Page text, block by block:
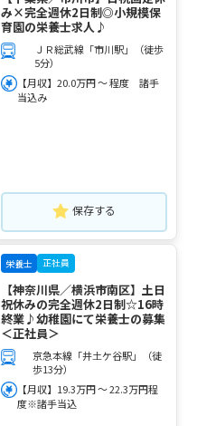
み×完全週休2日制◎小規模保
育園の栄養士求人♪
ＪＲ総武線「市川駅」（徒歩
5分）
【月収】20.0万円 ～ 程度 諸手
当込み
保存する
栄養士 正社員
【神奈川県／横浜市南区】土日
祝休みの完全週休2日制☆16時
終業♪幼稚園にて栄養士の募集
＜正社員＞
京急本線「井土ケ谷駅」（徒
歩13分）
【月収】19.3万円 ～ 22.3万円程
度※諸手当込